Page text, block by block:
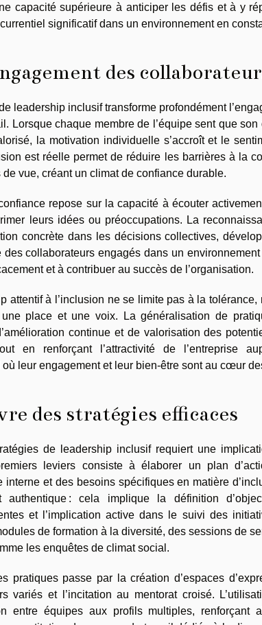
capacité supérieure à anticiper les défis et à y
significatif dans un environnement en
des
leadership inclusif transforme profondément
Lorsque chaque membre de l’équipe sent que
la motivation individuelle s’accroît et le
est réelle permet de réduire les barrières à la
vue, créant un climat de confiance durable.
repose sur la capacité à écouter
leurs idées ou préoccupations. La
concrète dans les décisions collectives,
des collaborateurs engagés dans un
et à contribuer au succès de l’organisation.
attentif à l’inclusion ne se limite pas à la
place et une voix. La généralisation de
continue et de valorisation des
en renforçant l’attractivité de l’entreprise
leur engagement et leur bien-être sont au cœur
des stratégies efficaces
de leadership inclusif requiert une
leviers consiste à élaborer un plan
interne et des besoins spécifiques en matière
authentique : cela implique la définition
et l’implication active dans le suivi des
de formation à la diversité, des sessions de
les enquêtes de climat social.
pratiques passe par la création d’espaces
variés et l’incitation au mentorat croisé.
entre équipes aux profils multiples, renforçant